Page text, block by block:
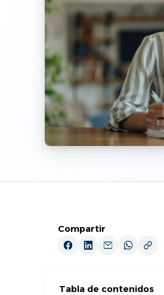
Compartir
Tabla de contenidos